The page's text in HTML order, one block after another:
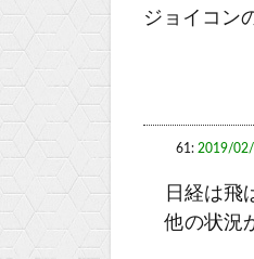
ジョイコン
61: 2019/02/
日経は飛
他の状況